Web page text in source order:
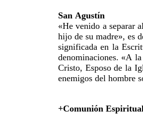
San Agustín
«He venido a separar
hijo de su madre», es
significada en la
denominaciones. «A
Cristo, Esposo de la
enemigos del hombre
+Comunión